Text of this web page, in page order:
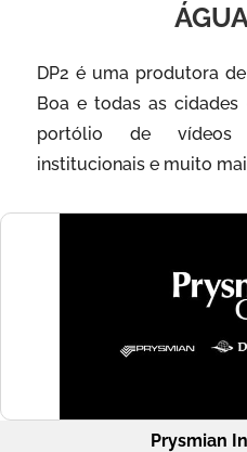
DP2 é uma produtora
Boa e todas as cidades
portólio de vídeos
institucionais e muito
Prysmian